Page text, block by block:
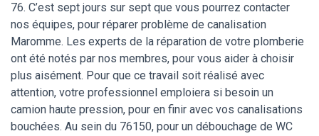
76. C’est sept jours sur sept que vous pourrez contacter
nos équipes, pour réparer problème de canalisation
Maromme. Les experts de la réparation de votre plomberie
ont été notés par nos membres, pour vous aider à choisir
plus aisément. Pour que ce travail soit réalisé avec
attention, votre professionnel emploiera si besoin un
camion haute pression, pour en finir avec vos canalisations
bouchées. Au sein du 76150, pour un débouchage de WC